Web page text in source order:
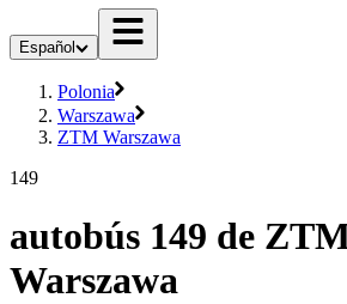
Español
Polonia
Warszawa
ZTM Warszawa
149
autobús 149 de
Warszawa